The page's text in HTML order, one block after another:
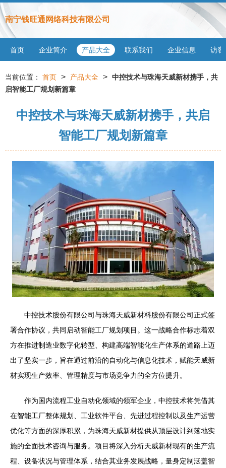
南宁钱旺通网络科技有限公司
首页 企业简介 产品大全 联系我们 企业信息 访客
当前位置： 首页 > 产品大全 > 中控技术与珠海天威新材携手，共
启智能工厂规划新篇章
中控技术与珠海天威新材携手，共启
智能工厂规划新篇章
中控技术股份有限公司与珠海天威新材料股份有限公司正式签
署合作协议，共同启动智能工厂规划项目。这一战略合作标志着双
方在推进制造业数字化转型、构建高端智能化生产体系的道路上迈
出了坚实一步，旨在通过前沿的自动化与信息化技术，赋能天威新
材实现生产效率、管理精度与市场竞争力的全方位提升。
作为国内流程工业自动化领域的领军企业，中控技术将凭借其
在智能工厂整体规划、工业软件平台、先进过程控制以及生产运营
优化等方面的深厚积累，为珠海天威新材提供从顶层设计到落地实
施的全面技术咨询与服务。项目将深入分析天威新材现有的生产流
程、设备状况与管理体系，结合其业务发展战略，量身定制涵盖智